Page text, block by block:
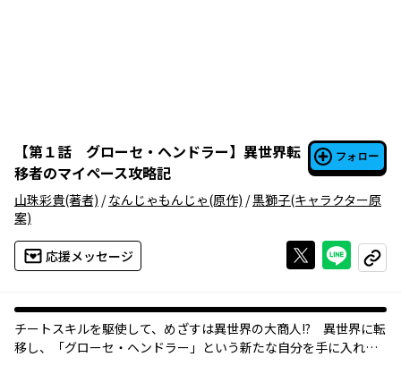
【第１話 グローセ・ヘンドラー】 異世界転
移者のマイペース攻略記
フォロー
山珠彩貴(著者) /なんじゃもんじゃ(原作) /黒獅子(キャラクター原
案)
応援メッセージ Xで投稿する
ライン
コピー
チートスキルを駆使して、めざすは異世界の大商人!? 異世界に転
移し、「グローセ・ヘンドラー」という新たな自分を手に入れた